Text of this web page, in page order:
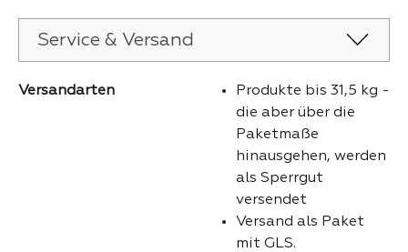
Service & Versand
Versandarten
Produkte bis 31,5 kg -
die aber über die
Paketmaße
hinausgehen, werden
als Sperrgut
versendet
Versand als Paket
mit GLS.